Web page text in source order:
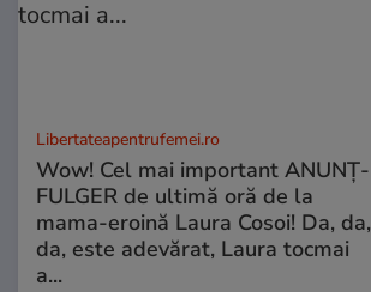
Libertateapentrufemei.ro
Wow! Cel mai important ANUNȚ-
FULGER de ultimă oră de la
mama-eroină Laura Cosoi! Da, da,
da, este adevărat, Laura tocmai
a...